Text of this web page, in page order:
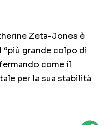
Zeta-Jones è
grande colpo di
come il
per la sua stabilità